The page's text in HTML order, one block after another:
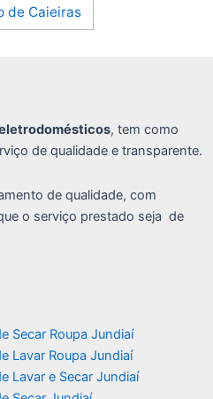
de Caieiras
, tem como
de qualidade e transparente.
de qualidade, com
o serviço prestado seja de
Secar Roupa Jundiaí
Lavar Roupa Jundiaí
Lavar e Secar Jundiaí